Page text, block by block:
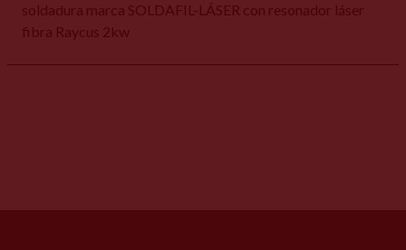
soldadura marca SOLDAFIL-LÁSER con resonador láser
fibra Raycus 2kw